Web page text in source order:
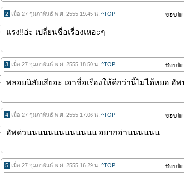
2 เมื่อ 27 กุมภาพันธ์ พ.ศ. 2555 19.45 น. ^TOP
แรง!!อ่ะ เปลี่ยนชื่อเรื่องเหอะๆ
3 เมื่อ 27 กุมภาพันธ์ พ.ศ. 2555 18.50 น. ^TOP
พลอยนิสัยเสียอะ เอาชื่อเรื่องให้ดีกว่านี้ไม่ได้หยอ อั
4 เมื่อ 27 กุมภาพันธ์ พ.ศ. 2555 17.06 น. ^TOP
อัพด่วนนนนนนนนนนนนน อยากอ่านนนนนน
5 เมื่อ 27 กุมภาพันธ์ พ.ศ. 2555 16.29 น. ^TOP